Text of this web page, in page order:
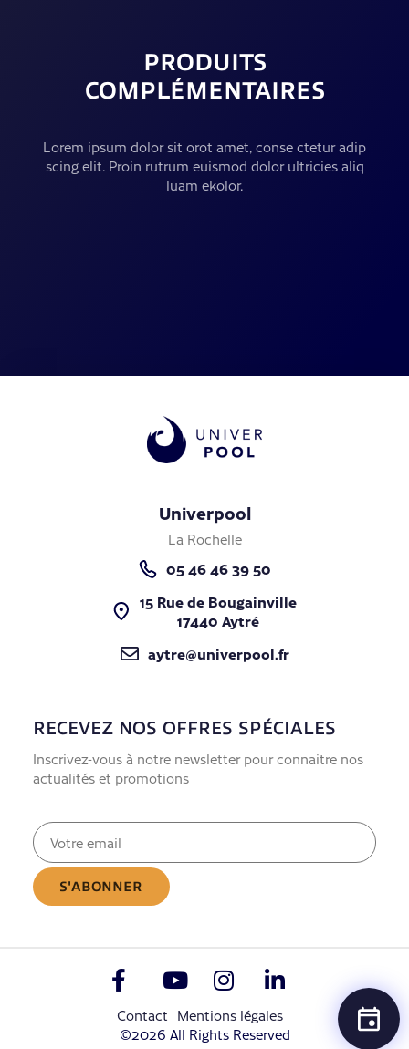
PRODUITS
COMPLÉMENTAIRES
Lorem ipsum dolor sit orot amet, conse ctetur adip
scing elit. Proin rutrum euismod dolor ultricies aliq
luam ekolor.
Univerpool
La Rochelle
05 46 46 39 50
15 Rue de Bougainville
17440 Aytré
aytre@univerpool.fr
RECEVEZ NOS OFFRES SPÉCIALES
Inscrivez-vous à notre newsletter pour connaitre nos
actualités et promotions
E-
mail
(Nécessaire)
Contact Mentions légales
©2026 All Rights Reserved